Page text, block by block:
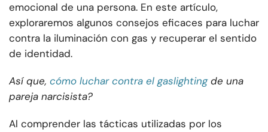
emocional de una persona. En este artículo,
exploraremos algunos consejos eficaces para luchar
contra la iluminación con gas y recuperar el sentido
de identidad.
Así que, cómo luchar contra el gaslighting de una
pareja narcisista?
Al comprender las tácticas utilizadas por los